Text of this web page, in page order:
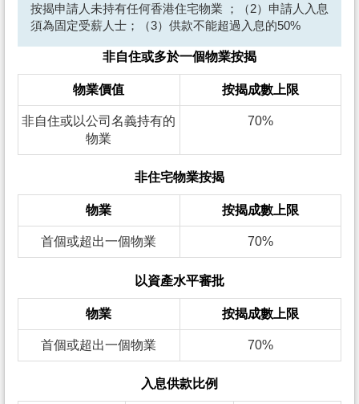
按揭申請人未持有任何香港住宅物業 ；（2）申請人入息
須為固定受薪人士；（3）供款不能超過入息的50%
非自住或多於一個物業按揭
物業價值 按揭成數上限
非自住或以公司名義持有的
物業
70%
非住宅物業按揭
物業 按揭成數上限
首個或超出一個物業 70%
以資產水平審批
物業 按揭成數上限
首個或超出一個物業 70%
入息供款比例